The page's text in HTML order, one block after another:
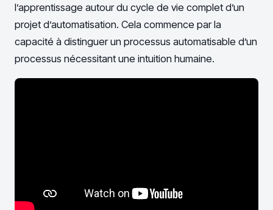
l’apprentissage autour du cycle de vie complet d’un
projet d’automatisation. Cela commence par la
capacité à distinguer un processus automatisable d’un
processus nécessitant une intuition humaine.